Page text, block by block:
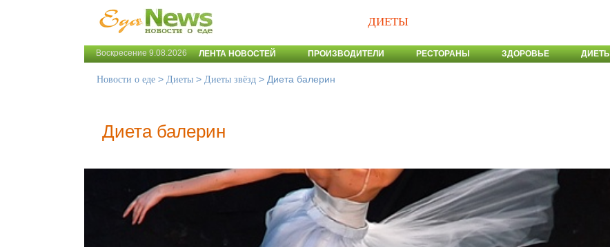
ДИЕТЫ
Воскресение 9.08.2026 ЛЕНТА НОВОСТЕЙ ПРОИЗВОДИТЕЛИ РЕСТОРАНЫ ЗДОРОВЬЕ
Новости о еде > Диеты > Диеты звёзд > Диета балерин
Диета балерин